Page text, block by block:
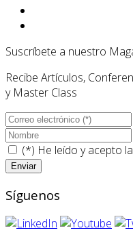
Suscríbete a nuestro
Recibe Artículos,
y Master Class
(*) He leído y acepto la
Síguenos